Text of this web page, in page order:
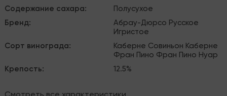
Содержание сахара:
Полусухое
Бренд: Абрау-Дюрсо Русское
Игристое
Сорт винограда: Каберне Совиньон Каберне
Фран Пино Фран Пино Нуар
Крепость: 12.5%